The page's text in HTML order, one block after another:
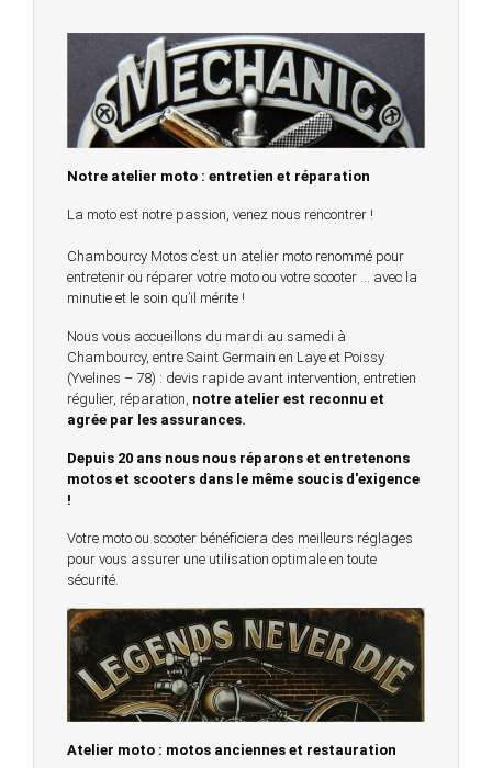
Notre atelier moto : entretien et réparation
La moto est notre passion, venez nous rencontrer !
Chambourcy Motos c’est un atelier moto renommé pour
entretenir ou réparer votre moto ou votre scooter … avec la
minutie et le soin qu’il mérite !
Nous vous accueillons du mardi au samedi à
Chambourcy, entre Saint Germain en Laye et Poissy
(Yvelines – 78) : devis rapide avant intervention, entretien
régulier, réparation, notre atelier est reconnu et
agrée par les assurances.
Depuis 20 ans nous nous réparons et entretenons
motos et scooters dans le même soucis d'exigence
!
Votre moto ou scooter bénéficiera des meilleurs réglages
pour vous assurer une utilisation optimale en toute
sécurité.
Atelier moto : motos anciennes et restauration